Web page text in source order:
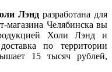
Лэндразработана для
магазина Челябинска вы
Холи Лэнд и
по территории
15 тысяч рублей,